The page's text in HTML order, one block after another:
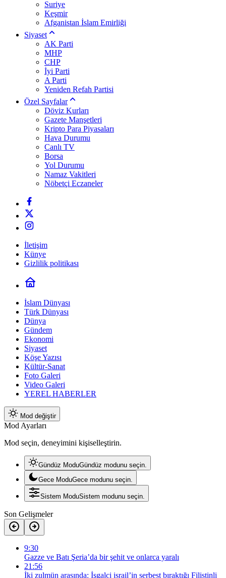
Suriye
Keşmir
Afganistan İslam Emirliği
Siyaset
AK Parti
MHP
CHP
İyi Parti
A Parti
Yeniden Refah Partisi
Özel Sayfalar
Döviz Kurları
Gazete Manşetleri
Kripto Para Piyasaları
Hava Durumu
Canlı TV
Borsa
Yol Durumu
Namaz Vakitleri
Nöbetçi Eczaneler
İletişim
Künye
Gizlilik politikası
İslam Dünyası
Türk Dünyası
Dünya
Gündem
Ekonomi
Siyaset
Köşe Yazısı
Kültür-Sanat
Foto Galeri
Video Galeri
YEREL HABERLER
Mod değiştir
Mod Ayarları
Mod seçin, deneyimini kişiselleştirin.
Gündüz ModuGündüz modunu seçin.
Gece ModuGece modunu seçin.
Sistem ModuSistem modunu seçin.
Son Gelişmeler
9:30
Gazze ve Batı Şeria’da bir şehit ve onlarca yaralı
21:56
İki zulmün arasında: İşgalci israil’in serbest bıraktığı Filistinli